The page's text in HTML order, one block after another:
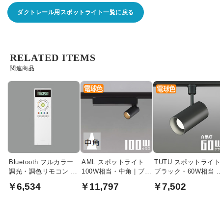
ダクトレール用スポットライト一覧に戻る
関連商品
RELATED ITEMS
Bluetooth フルカラー
調光・調色リモコン |
￥6,534
AML スポットライト
100W相当・中角 | ブラ
￥11,797
TUTU スポットライ
ブラック・60W相当 |
￥7,502